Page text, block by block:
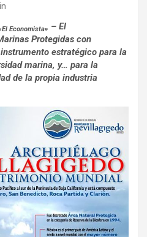
Economista» – El
Protegidas con
estratégico para la
marina, y… para la
de la propia industria